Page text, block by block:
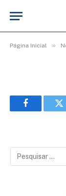
Página Inicial »
WhatsApp
Facebook